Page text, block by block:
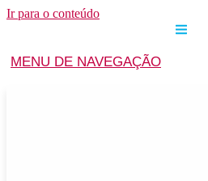
Ir para o conteúdo
MENU DE NAVEGAÇÃO